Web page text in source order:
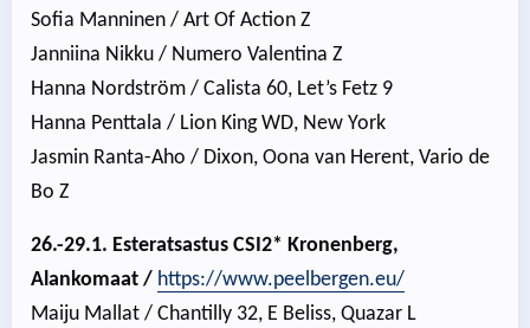
Sofia Manninen / Art Of Action Z
Janniina Nikku / Numero Valentina Z
Hanna Nordström / Calista 60, Let’s Fetz 9
Hanna Penttala / Lion King WD, New York
Jasmin Ranta-Aho / Dixon, Oona van Herent, Vario de
Bo Z
26.-29.1. Esteratsastus CSI2* Kronenberg,
Alankomaat / https://www.peelbergen.eu/
Maiju Mallat / Chantilly 32, E Beliss, Quazar L